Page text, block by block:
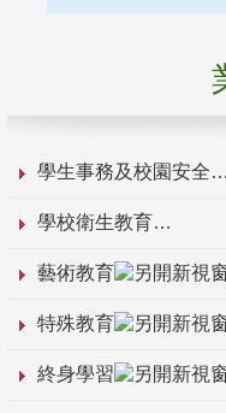
學生事務及校園安全
學校衛生教育
藝術教育
特殊教育
終身學習